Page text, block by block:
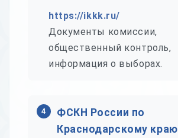
https://ikkk.ru/
Документы комиссии,
общественный контроль,
информация о выборах.
4
ФСКН России по
Краснодарскому краю